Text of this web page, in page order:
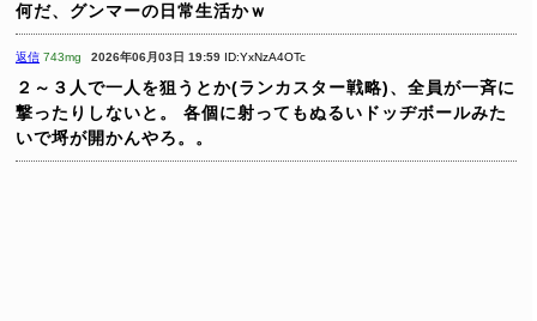
何だ、グンマーの日常生活かｗ
返信 743mg 2026年06月03日 19:59 ID:YxNzA4OTc
２～３人で一人を狙うとか(ランカスター戦略)、全員が一斉に
撃ったりしないと。
各個に射ってもぬるいドッヂボールみた
いで埒が開かんやろ。。